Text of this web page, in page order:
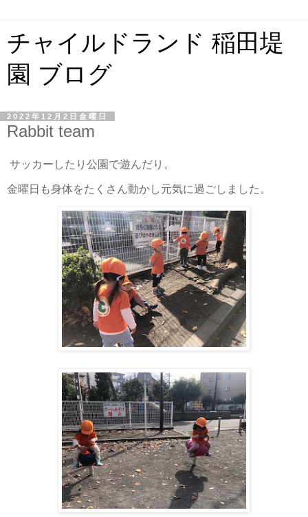
チャイルドランド 稲田堤
園 ブログ
2022年12月2日金曜日
Rabbit team
サッカーしたり公園で遊んだり。
金曜日も身体をたくさん動かし元気に過ごしました。